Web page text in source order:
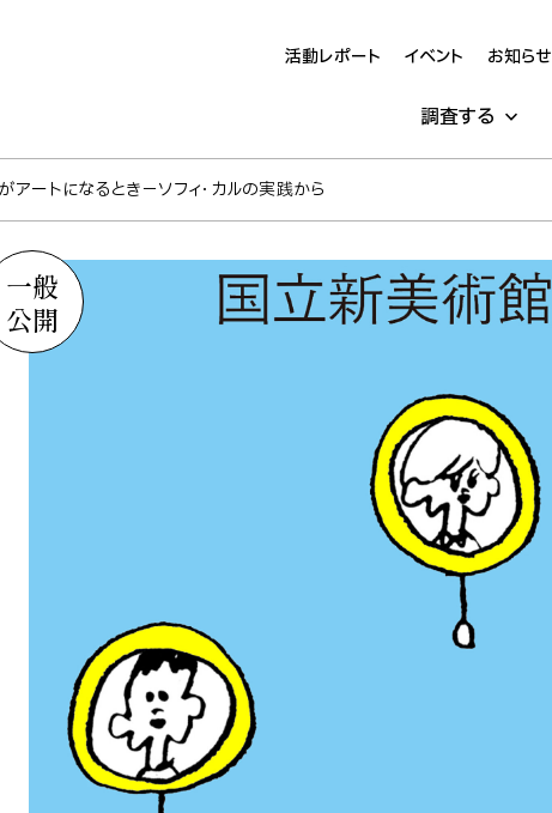
調査する
活動レポート イベント お知らせ
ートになるとき−ソフィ・カルの実践から
一般
公開